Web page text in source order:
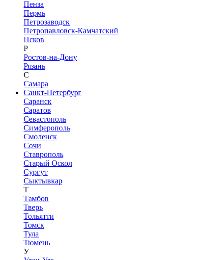
Пенза
Пермь
Петрозаводск
Петропавловск-Камчатский
Псков
Р
Ростов-на-Дону
Рязань
С
Самара
Санкт-Петербург
Саранск
Саратов
Севастополь
Симферополь
Смоленск
Сочи
Ставрополь
Старый Оскол
Сургут
Сыктывкар
Т
Тамбов
Тверь
Тольятти
Томск
Тула
Тюмень
У